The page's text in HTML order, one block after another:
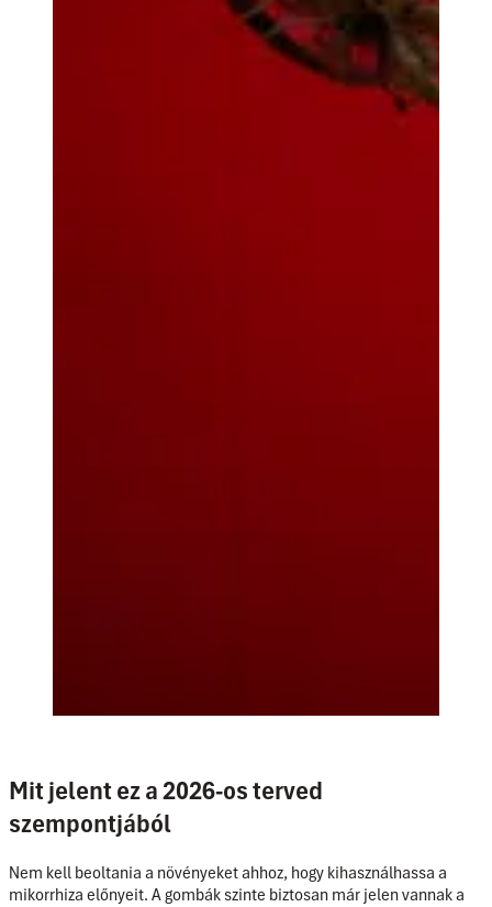
Mit jelent ez a 2026-os terved
szempontjából
Nem kell beoltania a növényeket ahhoz, hogy kihasználhassa a
mikorrhiza előnyeit. A gombák szinte biztosan már jelen vannak a